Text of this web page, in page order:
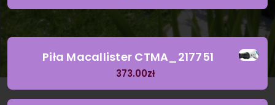
Piła Macallister CTMA_217751
373.00zł